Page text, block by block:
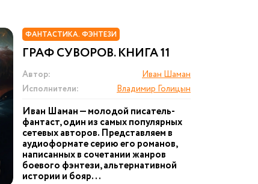
ФАНТАСТИКА. ФЭНТЕЗИ
ГРАФ СУВОРОВ. КНИГА 11
Автор:
Иван Шаман
Исполнители:
Владимир Голицын
Иван Шаман — молодой писатель-
фантаст, один из самых популярных
сетевых авторов. Представляем в
аудиоформате серию его романов,
написанных в сочетании жанров
боевого фэнтези, альтернативной
истории и бояр...